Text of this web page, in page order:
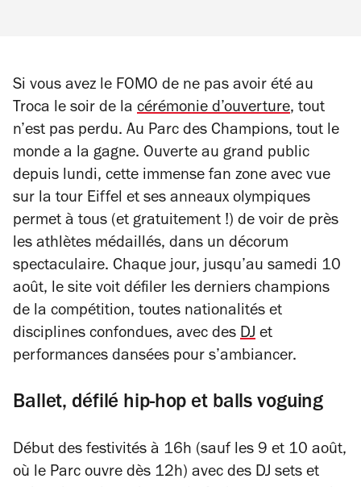
Si vous avez le FOMO de ne pas avoir été au
Troca le soir de la cérémonie d’ouverture, tout
n’est pas perdu. Au Parc des Champions, tout le
monde a la gagne. Ouverte au grand public
depuis lundi, cette immense fan zone avec vue
sur la tour Eiffel et ses anneaux olympiques
permet à tous (et gratuitement !) de voir de près
les athlètes médaillés, dans un décorum
spectaculaire. Chaque jour, jusqu’au samedi 10
août, le site voit défiler les derniers champions
de la compétition, toutes nationalités et
disciplines confondues, avec des DJ et
performances dansées pour s’ambiancer.
Ballet, défilé hip-hop et balls voguing
Début des festivités à 16h (sauf les 9 et 10 août,
où le Parc ouvre dès 12h) avec des DJ sets et